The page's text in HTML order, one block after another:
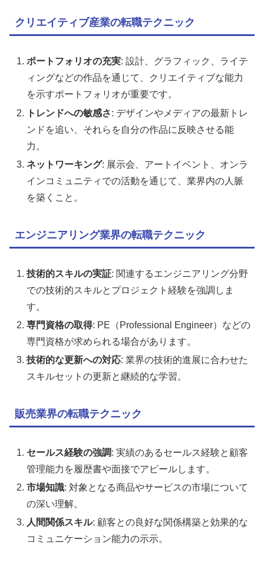
クリエイティブ産業の転職テクニック
ポートフォリオの充実: 設計、グラフィック、ライテ
ィングなどの作品を通じて、クリエイティブな能力
を示すポートフォリオが重要です。
トレンドへの敏感さ: デザインやメディアの最新トレ
ンドを追い、それらを自分の作品に反映させる能
力。
ネットワーキング: 展示会、アートイベント、オンラ
インコミュニティでの活動を通じて、業界内の人脈
を築くこと。
エンジニアリング業界の転職テクニック
技術的スキルの実証: 関連するエンジニアリング分野
での技術的スキルとプロジェクト経験を強調しま
す。
専門資格の取得: PE（Professional Engineer）などの
専門資格が求められる場合があります。
技術的な更新への対応: 業界の技術的進展に合わせた
スキルセットの更新と継続的な学習。
販売業界の転職テクニック
セールス経験の強調: 実績のあるセールス経験と顧客
管理能力を履歴書や面接でアピールします。
市場知識: 対象となる商品やサービスの市場について
の深い理解。
人間関係スキル: 顧客との良好な関係構築と効果的な
コミュニケーション能力の示示。